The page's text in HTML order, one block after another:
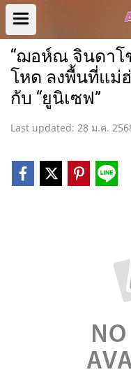
“ฌอห์ณ จินดาโ
โหด ลงพื้นที่แม่
กับ “ยูนิเซฟ”
Last updated: 28 ม.ค.